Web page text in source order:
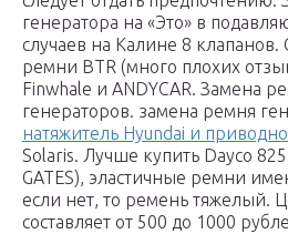
генератора на «Это» в
случаев на Калине 8
ремни BTR (много плохих
Finwhale и ANDYCAR. Замена
генераторов. замена ремня
натяжитель Hyundai и
Solaris. Лучше купить Dayco
GATES), эластичные ремни
если нет, то ремень тяжелый.
составляет от 500 до 1000